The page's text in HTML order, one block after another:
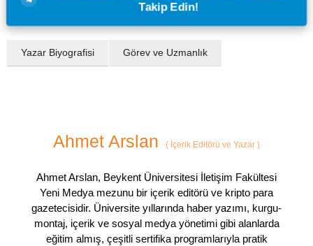
Takip Edin!
Yazar Biyografisi Görev ve Uzmanlık
Ahmet Arslan ( İçerik Editörü ve Yazar )
Ahmet Arslan, Beykent Üniversitesi İletişim Fakültesi
Yeni Medya mezunu bir içerik editörü ve kripto para
gazetecisidir. Üniversite yıllarında haber yazımı, kurgu-
montaj, içerik ve sosyal medya yönetimi gibi alanlarda
eğitim almış, çeşitli sertifika programlarıyla pratik